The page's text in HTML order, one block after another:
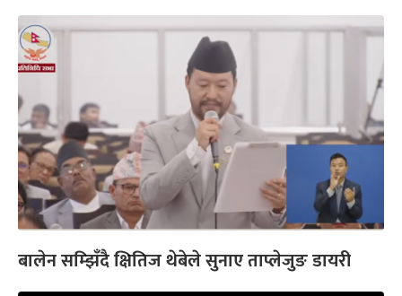
बालेन सम्झिँदै क्षितिज थेबेले सुनाए ताप्लेजुङ डायरी